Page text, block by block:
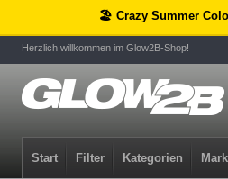
🏖️ Crazy Summer
Herzlich willkommen im Glow2B-Shop!
Start Filter Kategorien